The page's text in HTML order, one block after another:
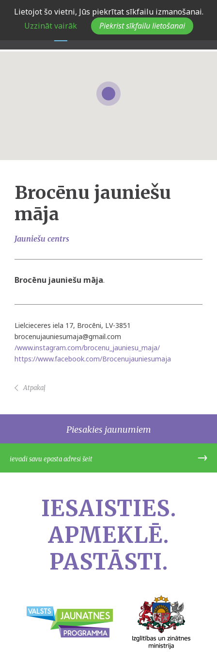
Lietojot šo vietni, Jūs piekrītat sīkfailu izmanošanai.
Uzzināt vairāk
Piekrist sīkfailu lietošanai
Brocēnu jauniešu
māja
Jauniešu centrs
Brocēnu jauniešu māja.
Lielcieceres iela 17, Brocēni, LV-3851
brocenujauniesumaja@gmail.com
/www.instagram.com/brocenu_jauniesu_maja/
https://www.facebook.com/Brocenujauniesumaja
Atpakaļ
Piesakies jaunumiem
IESAISTIES.
APMEKLĒ.
PASTĀSTI.